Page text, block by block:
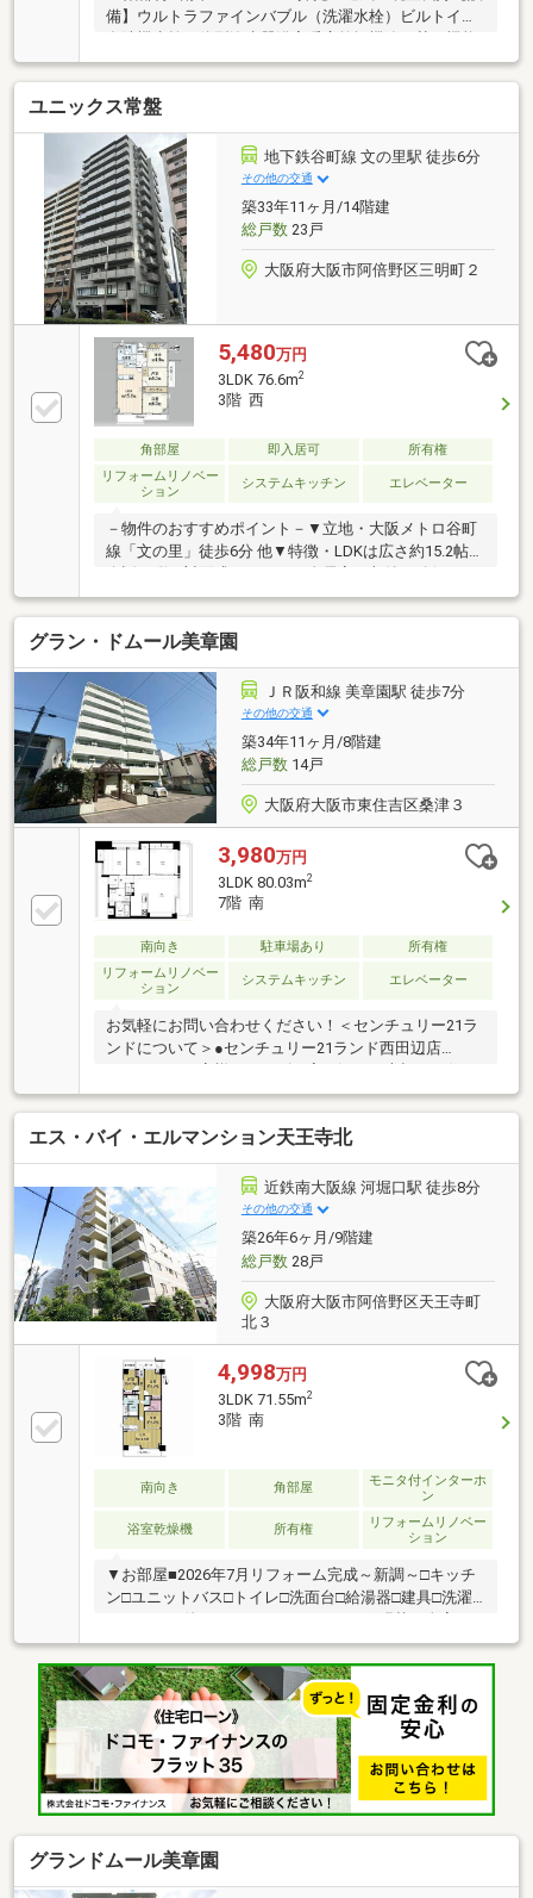
備】ウルトラファインバブル（洗濯水栓）ビルトイン
【2026年8月下旬リフォーム完成予定】≪新調≫キッ
チン・浴室・洗面化粧台 洗濯パン・給湯器
他≪張替≫フローリング（ＬＤＫ、洋室） Ｃ
Ｆ（洗面室、トイレ） クロス全室 ≪他≫エ
アコン付き（洋室２室）
ユニックス常盤
地下鉄谷町線 文の里駅 徒歩6分
その他の交通
築33年11ヶ月/14階建
総戸数23戸
大阪府大阪市阿倍野区三明町２
5,480万円
3LDK 76.6m2
3階 西
角部屋 即入居可
所有権
リフォームリノベー
ション
システムキッチン エレベーター
－物件のおすすめポイント－▼立地・大阪メトロ谷町
線「文の里」徒歩6分 他▼特徴・LDKは広さ約15.2帖・
面バルコニー仕様・オートロック付▼令和8年5月室内
リフォーム内容【新調】キッチン、UB、洗面化粧台、
トイレ、建具【張替】全室壁・天井クロス、フローリ
ング(LDK・各洋室・廊下)【その他】ハウスクリーニ
ング▼周辺環境・阪急オアシスあべの店 徒歩2分(約
150m)・常盤小学校 徒歩4分(約300m)■ ご希望の住ま
い探しをお手伝いします ━━━━━・・・物件の詳
細・ご相談はお気軽にお問い合わせください。
グラン・ドムール美章園
ＪＲ阪和線 美章園駅 徒歩7分
その他の交通
築34年11ヶ月/8階建
総戸数14戸
大阪府大阪市東住吉区桑津３
3,980万円
3LDK 80.03m2
7階 南
南向き 駐車場あり
所有権
リフォームリノベー
ション
システムキッチン エレベーター
お気軽にお問い合わせください！＜センチュリー21ラ
ンドについて＞●センチュリー21ランド西田辺店
は・・・ お客様のニーズに寄り添い、大切なお住ま
いのご購入に最後まで伴走いたします！●リフォーム
のご相談も承っております。●購入・売却・ローンの
ご相談・・・なんでもお気軽にご相談くださいませ！
〇大阪メトロ御堂筋線「西田辺」駅より徒歩1分！〇
営業時間：10：00～20：00（火曜日・水曜日定休日※
祝日は営業）事前にご連絡いただけますと、スムーズ
にご案内が可能です。ご連絡お待ちしております！
エス・バイ・エルマンション天王寺北
近鉄南大阪線 河堀口駅 徒歩8分
その他の交通
築26年6ヶ月/9階建
総戸数28戸
大阪府大阪市阿倍野区天王寺町
北３
4,998万円
3LDK 71.55m2
3階 南
南向き 角部屋
モニタ付インターホ
ン
浴室乾燥機 所有権
リフォームリノベー
ション
▼お部屋■2026年7月リフォーム完成～新調～□キッチ
ン□ユニットバス□トイレ□洗面台□給湯器□建具□洗濯
パン～その他～□クロス・フローリング張替（全室）□
間取り変更（和室→洋室）□網戸張替 他■南西角部屋
につき日当たり・風通し良好■浴室に窓がございます■
収納力豊富なウォークインクローゼットがございます
▼マンション■2000年築×総戸数28戸■駐輪場使用2台
まで無料■2沿線利用可能な立地□近鉄南大阪線「河堀
口」駅 徒歩8分（約610ｍ）□環状線「寺田町」駅
徒歩10分 （約760ｍ）
グランドムール美章園